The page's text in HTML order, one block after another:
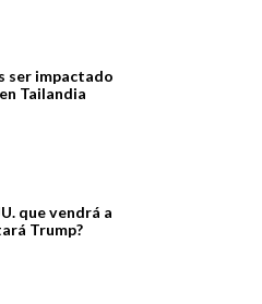
ser impactado
Tailandia
que vendrá a
Trump?